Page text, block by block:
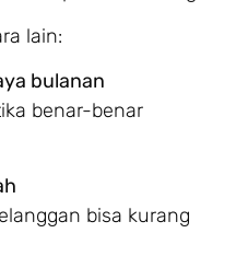
lain:
bulanan
benar-benar
bisa kurang